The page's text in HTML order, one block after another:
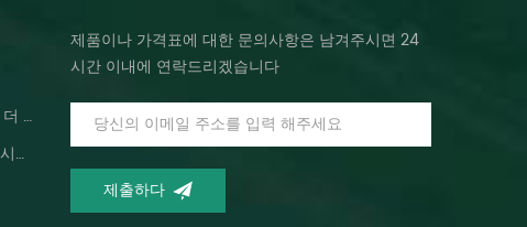
대시보드, 가죽 광택 보호 스프레이 더 밝은 왁스
자동차 관리 광택 스프레이 패널 대시보드 왁스
제품이나 가격표에 대한 문의사항은 남겨주시면 24
시간 이내에 연락드리겠습니다